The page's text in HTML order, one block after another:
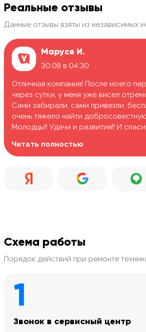
Реальные отзывы
Данные отзывы взяты из независимых
Маруся И.
30.08 в 04:30
Отличная компания! После моего
через сутки, у меня уже висел
Сами забирали, сами привезли,
очень тяжело найти
Молодцы!! Удачи и развития!! И
Читать полностью
Схема работы
Порядок действий при ремонте
1
Звонок в сервисный центр